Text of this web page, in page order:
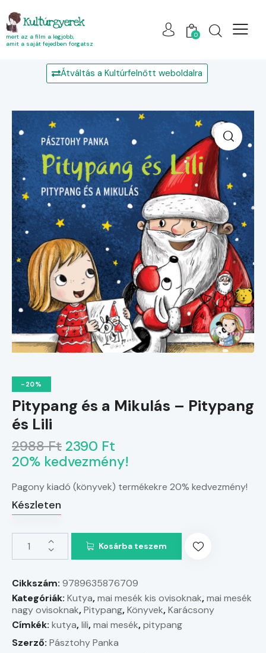
Kultúrgyerek
mert az a film a legjobb,
amit a saját fejedben forgatsz
0
Átváltás a Kultúrfelnőtt weboldalra
-20%
Pitypang és a Mikulás – Pitypang
és Lili
2988 Ft 2390 Ft
20% kedvezmény!
Pagony kiadó (könyvek) termékekre 20% kedvezmény!
Készleten
Kosárba teszem
Cikkszám: 9789635876709
Kategóriák: Kutya,mai mesék kis ovisoknak,mai mesék
nagy ovisoknak,Pitypang,Könyvek,Karácsony
Címkék: kutya,lili,mai mesék,pitypang
Szerző: Pásztohy Panka